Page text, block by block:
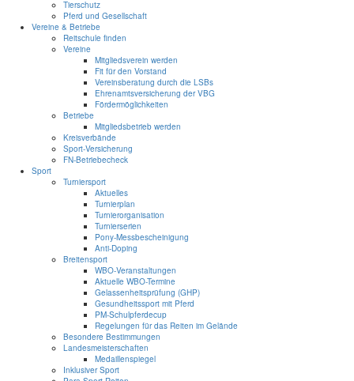
Tierschutz
Pferd und Gesellschaft
Vereine & Betriebe
Reitschule finden
Vereine
Mitgliedsverein werden
Fit für den Vorstand
Vereinsberatung durch die LSBs
Ehrenamtsversicherung der VBG
Fördermöglichkeiten
Betriebe
Mitgliedsbetrieb werden
Kreisverbände
Sport-Versicherung
FN-Betriebecheck
Sport
Turniersport
Aktuelles
Turnierplan
Turnierorganisation
Turnierserien
Pony-Messbescheinigung
Anti-Doping
Breitensport
WBO-Veranstaltungen
Aktuelle WBO-Termine
Gelassenheitsprüfung (GHP)
Gesundheitssport mit Pferd
PM-Schulpferdecup
Regelungen für das Reiten im Gelände
Besondere Bestimmungen
Landesmeisterschaften
Medaillenspiegel
Inklusiver Sport